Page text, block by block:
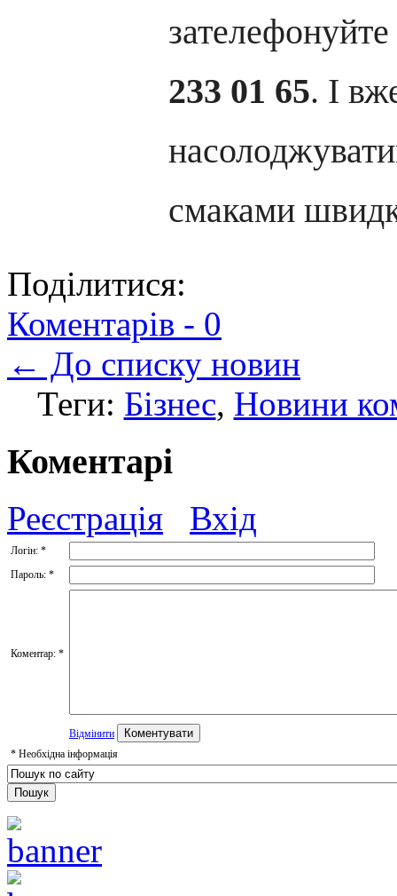
233 01 65. І
смаками
Поділитися:
Коментарів - 0
← До списку новин
Теги: Бізнес, Новини
Коментарі
Реєстрація Вхід
Логін: *
Пароль: *
Коментар: *
Відмінити
* Необхідна інформація